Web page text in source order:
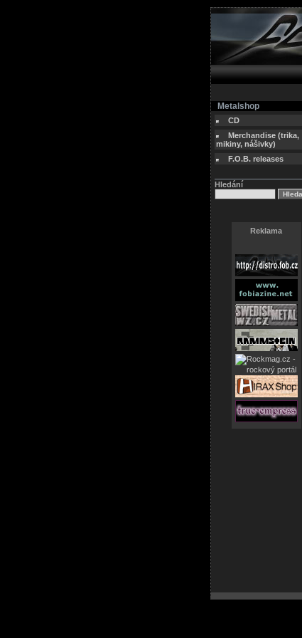
Metalshop
CD
Merchandise (trika,
mikiny, nášivky)
F.O.B. releases
Hledání
Reklama